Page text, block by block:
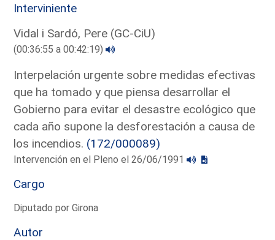
Interviniente
Vidal i Sardó, Pere (GC-CiU)
(00:36:55 a 00:42:19)
Interpelación urgente sobre medidas efectivas
que ha tomado y que piensa desarrollar el
Gobierno para evitar el desastre ecológico que
cada año supone la desforestación a causa de
los incendios. (172/000089)
Intervención en el Pleno el 26/06/1991
Cargo
Diputado por Girona
Autor